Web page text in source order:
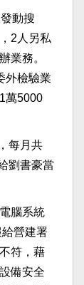
動搜
2人另私
業務。
外檢驗業
萬5000
每月共
劉書豪當
腦系統
營建署
符，藉
備安全